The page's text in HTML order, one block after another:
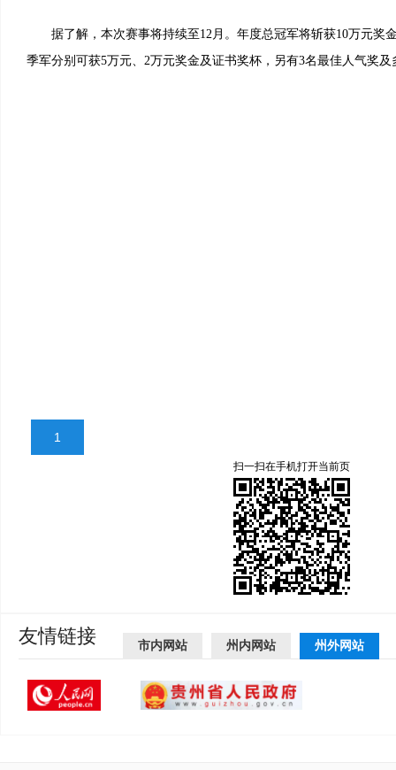
据了解，本次赛事将持续至12月。年度总冠军将斩获10万元奖
季军分别可获5万元、2万元奖金及证书奖杯，另有3名最佳人气奖
1
扫一扫在手机打开当前页
友情链接 市内网站 州内网站 州外网站